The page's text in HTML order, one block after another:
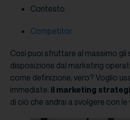
Contesto.
Competitor.
Così puoi sfruttare al massimo gli
disposizione dal marketing
come definizione, vero? Voglio
immediate: il marketing
di ciò che andrai a svolgere con